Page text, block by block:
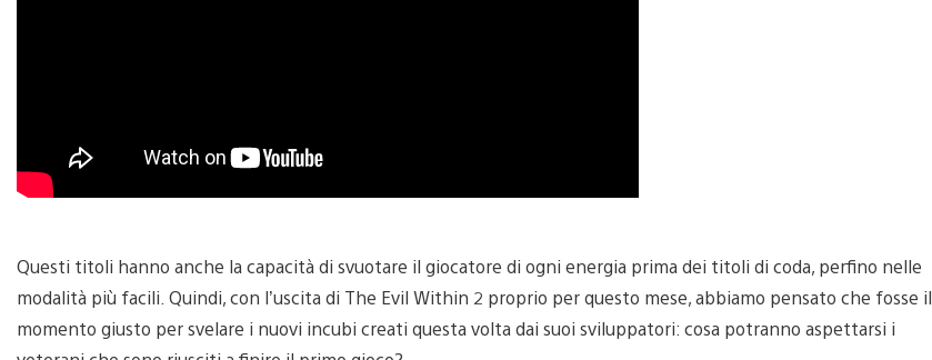
Questi titoli hanno anche la capacità di svuotare il giocatore di ogni energia prima dei titoli di coda, perfino nelle
modalità più facili. Quindi, con l’uscita di The Evil Within 2 proprio per questo mese, abbiamo pensato che fosse il
momento giusto per svelare i nuovi incubi creati questa volta dai suoi sviluppatori: cosa potranno aspettarsi i